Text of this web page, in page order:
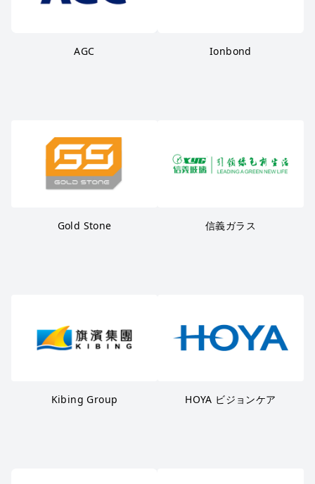
AGC Ionbond
Gold Stone 信義ガラス
Kibing Group HOYA ビジョンケア